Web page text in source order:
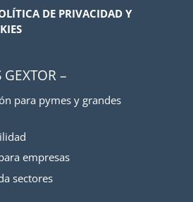
DE PRIVACIDAD Y
–
para pymes y grandes
empresas
sectores